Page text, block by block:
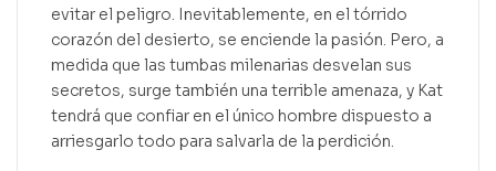
evitar el peligro. Inevitablemente, en el tórrido
corazón del desierto, se enciende la pasión. Pero, a
medida que las tumbas milenarias desvelan sus
secretos, surge también una terrible amenaza, y Kat
tendrá que confiar en el único hombre dispuesto a
arriesgarlo todo para salvarla de la perdición.